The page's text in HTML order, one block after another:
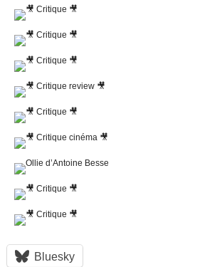
Bluesky